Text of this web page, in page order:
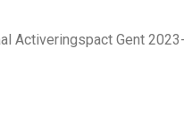
Activeringspact Gent